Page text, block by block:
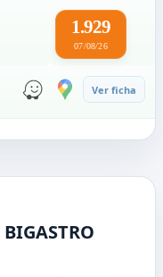
1.929
07/08/26
Ver ficha
BIGASTRO